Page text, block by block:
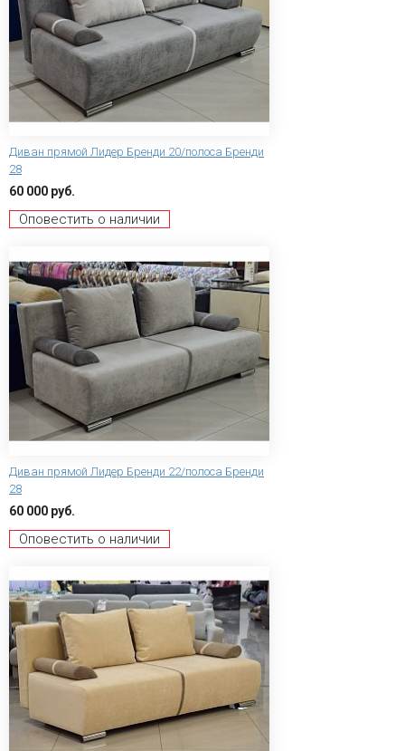
Диван прямой Лидер Бренди 20/полоса Бренди
28
60 000 руб.
Оповестить о наличии
Диван прямой Лидер Бренди 22/полоса Бренди
28
60 000 руб.
Оповестить о наличии